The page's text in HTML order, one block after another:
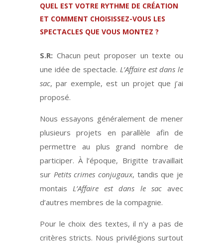
QUEL EST VOTRE RYTHME DE CRÉATION
ET COMMENT CHOISISSEZ-VOUS LES
SPECTACLES QUE VOUS MONTEZ ?
S.R:Chacun peut proposer un texte ou
une idée de spectacle. L’Affaire est dans le
sac, par exemple, est un projet que j’ai
proposé.
Nous essayons généralement de mener
plusieurs projets en parallèle afin de
permettre au plus grand nombre de
participer. À l’époque, Brigitte travaillait
sur Petits crimes conjugaux, tandis que je
montais L’Affaire est dans le sacavec
d’autres membres de la compagnie.
Pour le choix des textes, il n’y a pas de
critères stricts. Nous privilégions surtout